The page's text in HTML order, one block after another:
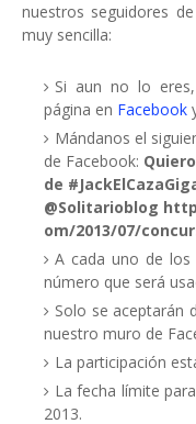
nuestros seguidores
muy sencilla:
Si aun no lo
página en Facebook
Mándanos el
de Facebook:
de
@Solitarioblog
om/2013/07/
A cada uno de los
número que será
Solo se aceptarán
nuestro muro de
La participación
La fecha límite
2013.